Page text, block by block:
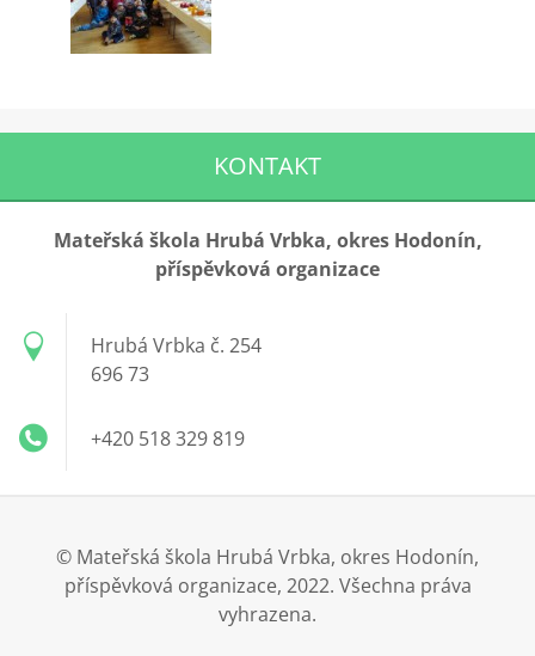
KONTAKT
Mateřská škola Hrubá Vrbka, okres Hodonín,
příspěvková organizace
Hrubá Vrbka č. 254
696 73
+420 518 329 819
© Mateřská škola Hrubá Vrbka, okres Hodonín,
příspěvková organizace, 2022. Všechna práva
vyhrazena.